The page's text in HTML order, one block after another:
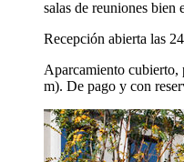
salas de reuniones bien
Recepción abierta las
Aparcamiento
m). De pago y con